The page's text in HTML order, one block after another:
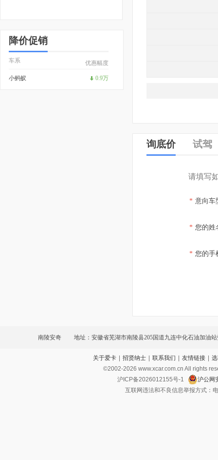
降价促销
车系 优惠幅度
小蚂蚁 0.9万
询底价 试驾
请填写
* 意向车
* 您的姓
* 您的手
南陵安奇 地址：安徽省芜湖市南陵县205国道九连中化石油加油
关于爱卡 | 招贤纳士 | 联系我们 | 友情链接 |
©2002-2026 www.xcar.com.cn All rights
沪ICP备2026012155号-1
沪公网
互联网违法和不良信息举报方式：